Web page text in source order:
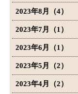
2023年8月（4）
2023年7月（1）
2023年6月（1）
2023年5月（2）
2023年4月（2）